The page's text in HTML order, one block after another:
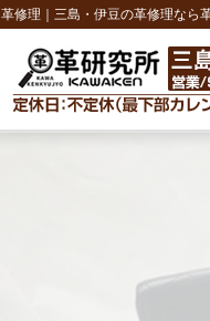
革修理｜三島・伊豆の革修理なら